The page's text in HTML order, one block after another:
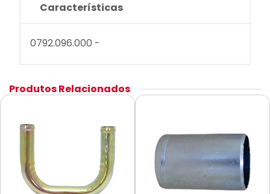
Características
0792.096.000 -
Produtos Relacionados